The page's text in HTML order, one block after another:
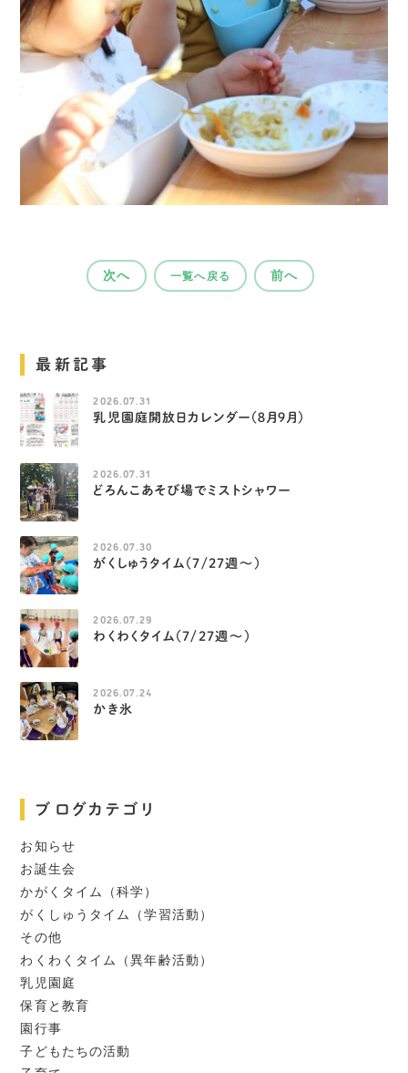
次へ 一覧へ戻る 前へ
最新記事
2026.07.31
乳児園庭開放日カレンダー（８月９月）
2026.07.31
どろんこあそび場でミストシャワー
2026.07.30
がくしゅうタイム（7/27週～）
2026.07.29
わくわくタイム（7/27週～）
2026.07.24
かき氷
ブログカテゴリ
お知らせ
お誕生会
かがくタイム（科学）
がくしゅうタイム（学習活動）
その他
わくわくタイム（異年齢活動）
乳児園庭
保育と教育
園行事
子どもたちの活動